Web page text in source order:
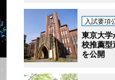
入試要項
東京大学
校推薦型
を公開